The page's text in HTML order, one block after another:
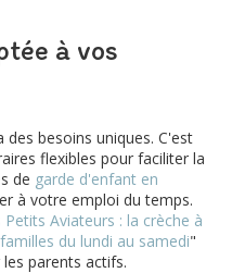
à vos
besoins uniques. C'est
flexibles pour faciliter la
de garde d'enfant en
à votre emploi du temps.
Petits Aviateurs : la crèche à
du lundi au samedi"
parents actifs.